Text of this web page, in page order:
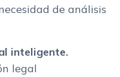
de análisis
inteligente.
legal